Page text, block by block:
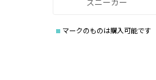
マークのものは購入可能です